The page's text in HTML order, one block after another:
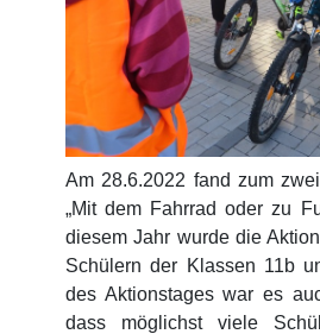
Am 28.6.2022 fand zum
„Mit dem Fahrrad oder zu
diesem Jahr wurde die
Schülern der Klassen 11b
des Aktionstages war es
dass möglichst viele